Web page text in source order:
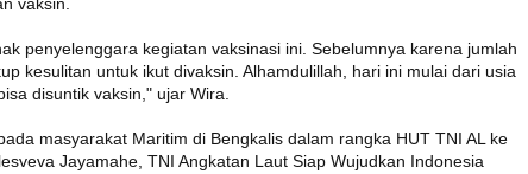
penyelenggara kegiatan vaksinasi ini. Sebelumnya karena jumlah
kesulitan untuk ikut divaksin. Alhamdulillah, hari ini mulai dari usia
disuntik vaksin," ujar Wira.
masyarakat Maritim di Bengkalis dalam rangka HUT TNI AL ke
Jayamahe, TNI Angkatan Laut Siap Wujudkan Indonesia